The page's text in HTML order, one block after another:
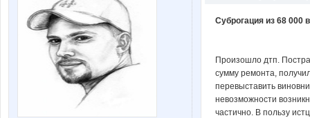
Суброгация из 68 000
Произошло дтп.
сумму ремонта,
перевыставить
невозможности
частично. В пользу